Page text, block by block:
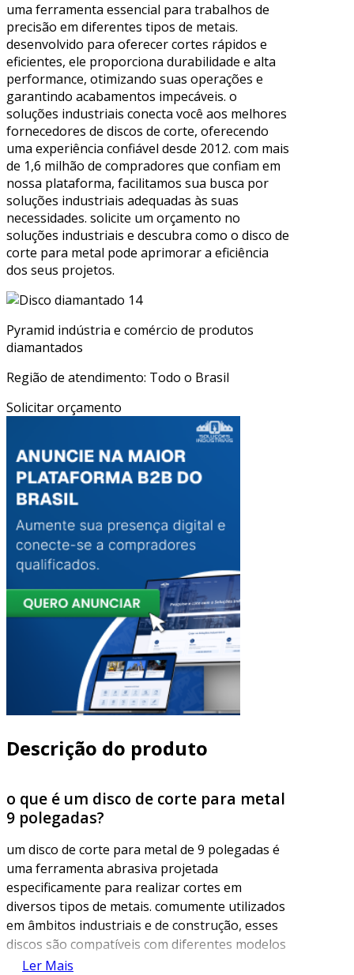
uma ferramenta essencial para trabalhos de
precisão em diferentes tipos de metais.
desenvolvido para oferecer cortes rápidos e
eficientes, ele proporciona durabilidade e alta
performance, otimizando suas operações e
garantindo acabamentos impecáveis. o
soluções industriais conecta você aos melhores
fornecedores de discos de corte, oferecendo
uma experiência confiável desde 2012. com mais
de 1,6 milhão de compradores que confiam em
nossa plataforma, facilitamos sua busca por
soluções industriais adequadas às suas
necessidades. solicite um orçamento no
soluções industriais e descubra como o disco de
corte para metal pode aprimorar a eficiência
dos seus projetos.
Pyramid indústria e comércio de produtos
diamantados
Região de atendimento: Todo o Brasil
Solicitar orçamento
Descrição do produto
o que é um disco de corte para metal
9 polegadas?
um disco de corte para metal de 9 polegadas é
uma ferramenta abrasiva projetada
especificamente para realizar cortes em
diversos tipos de metais. comumente utilizados
em âmbitos industriais e de construção, esses
discos são compatíveis com diferentes modelos
de serras, como as serras de bancada e as
Ler Mais